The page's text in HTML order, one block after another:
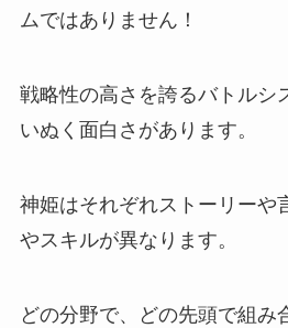
ムではありません！
戦略性の高さを誇るバトルシ
いぬく面白さがあります。
神姫はそれぞれストーリーや
やスキルが異なります。
どの分野で、どの先頭で組み